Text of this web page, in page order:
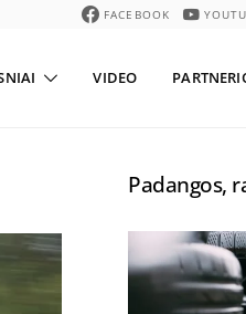
FACEBOOK
VIDEO
Padangos,